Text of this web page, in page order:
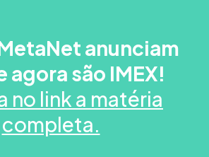
anunciam
agora são IMEX!
no link a matéria
completa.